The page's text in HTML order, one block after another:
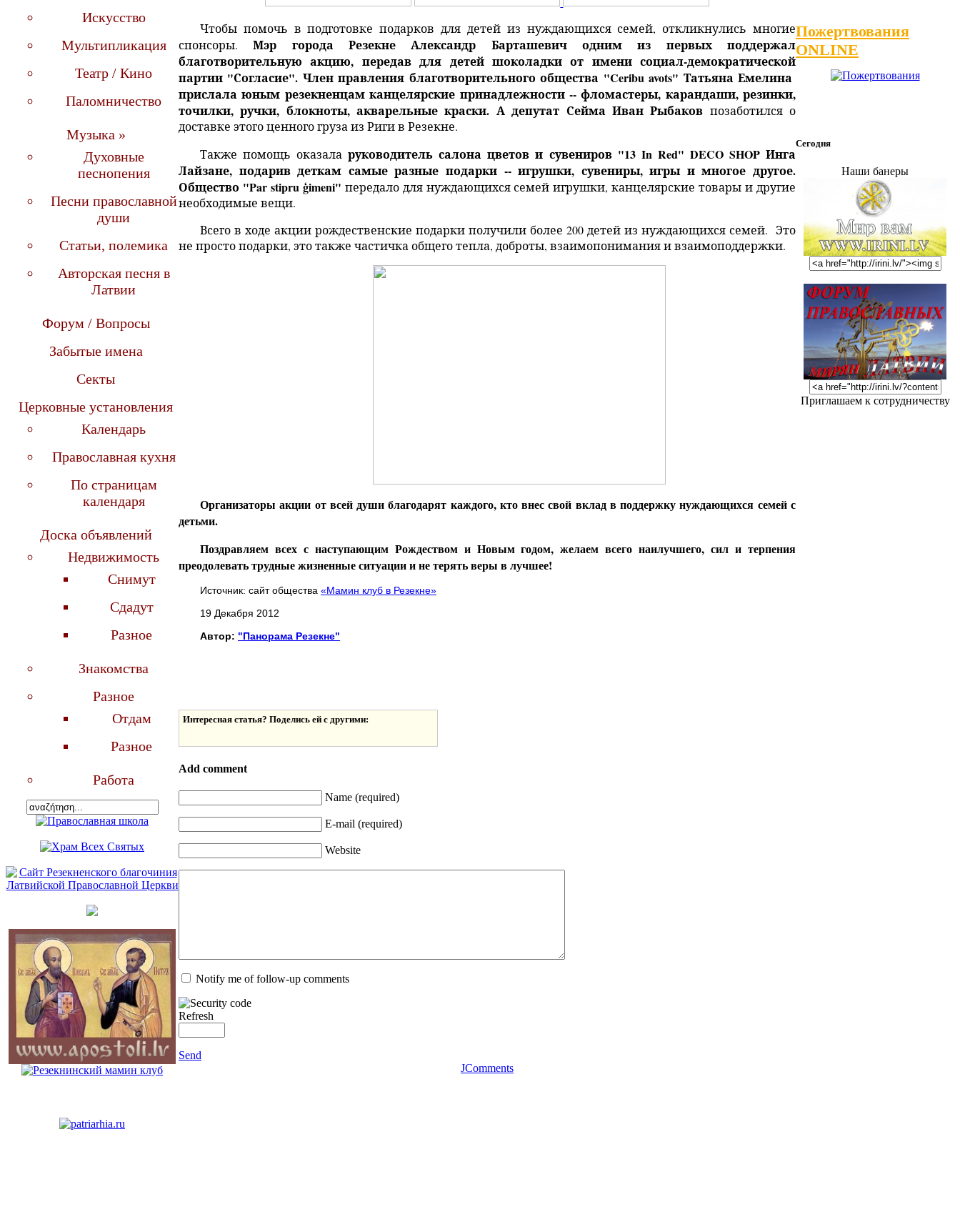
Искусcтво
Мультипликация
Театр / Кино
Паломничество
Музыка »
Духовные
песнопения
Песни православной
души
Статьи, полемика
Авторская песня в
Латвии
Форум / Вопросы
Забытые имена
Секты
Церковные установления
Календарь
Православная кухня
По страницам
календаря
Доска объявлений
Недвижимость
Снимут
Сдадут
Разное
Знакомства
Разное
Отдам
Разное
Работа
Чтобы помочь в подготовке подарков для детей из нуждающихся семей, откликнулись многие
спонсоры.
Мэр города Резекне Александр Барташевич
одним из первых поддержал
благотворительную акцию, передав для детей шоколадки от имени социал-демократической
партии "Согласие". Член правления благотворительного общества "Ceribu avots" Татьяна Емелина
прислала юным резекненцам канцелярские принадлежности -- фломастеры, карандаши, резинки,
точилки, ручки, блокноты, акварельные краски. А депутат Сейма Иван Рыбаков позаботился о
доставке этого ценного груза из Риги в Резекне.
Также помощь оказала руководитель салона цветов и сувениров "13 In Red" DECO SHOP Инга
Лайзане, подарив деткам самые разные подарки -- игрушки, сувениры, игры и многое другое.
Общество "Par stipru ģimeni" передало для нуждающихся семей игрушки, канцелярские товары и другие
необходимые вещи.
Всего в ходе акции рождественские подарки получили более 200 детей из нуждающихся семей. Это
не просто подарки, это также частичка общего тепла, доброты, взаимопонимания и взаимоподдержки.
Организаторы акции от всей души благодарят каждого, кто внес свой вклад в поддержку нуждающихся семей с
детьми.
Поздравляем всех с наступающим Рождеством и Новым годом, желаем всего наилучшего, сил и терпения
преодолевать трудные жизненные ситуации и не терять веры в лучшее!
Источник: сайт общества «Мамин клуб в Резекне»
19 Декабря 2012
Автор: "Панорама Резекне"
Интересная статья? Поделись ей с другими:
Add comment
Name (required)
E-mail (required)
Website
Notify me of follow-up comments
Refresh
Send
JComments
Пожертвования
ONLINE
Cегодня
Наши банеры
Приглашаем к сотрудничеству